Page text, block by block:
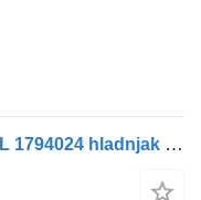
DAF HOLODILNIK DAF XF105 40L 1794024 hladnjak za auto za DAF XF105 tegljača